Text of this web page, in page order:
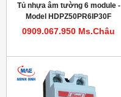
Tủ nhựa âm tường 6 module -
Model HDPZ50PR6IP30F
0909.067.950 Ms.Châu